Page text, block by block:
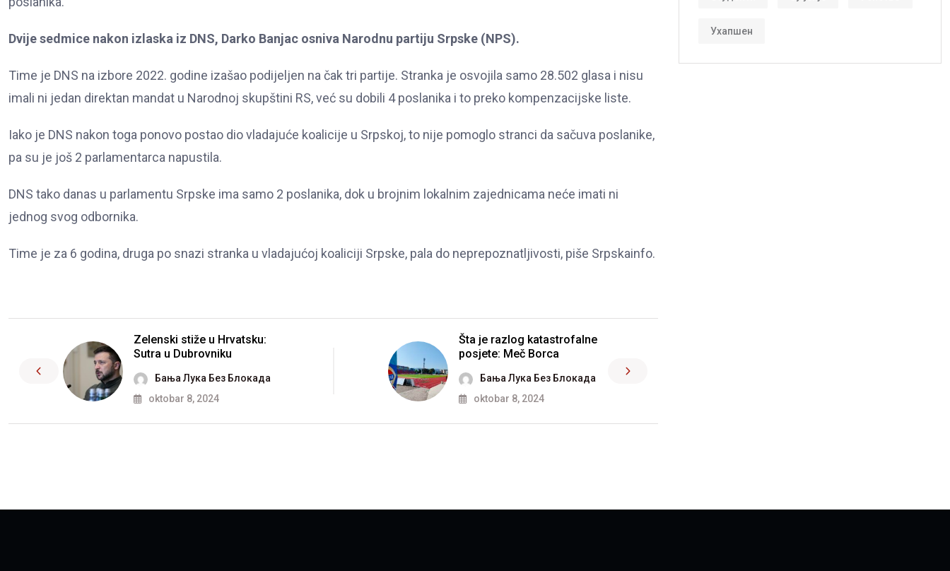
Dvije sedmice nakon izlaska iz DNS, Darko Banjac osniva Narodnu partiju Srpske (NPS).
Time je DNS na izbore 2022. godine izašao podijeljen na čak tri partije. Stranka je osvojila samo 28.502 glasa i nisu
imali ni jedan direktan mandat u Narodnoj skupštini RS, već su dobili 4 poslanika i to preko kompenzacijske liste.
Iako je DNS nakon toga ponovo postao dio vladajuće koalicije u Srpskoj, to nije pomoglo stranci da sačuva poslanike,
pa su je još 2 parlamentarca napustila.
DNS tako danas u parlamentu Srpske ima samo 2 poslanika, dok u brojnim lokalnim zajednicama neće imati ni
jednog svog odbornika.
Time je za 6 godina, druga po snazi stranka u vladajućoj koaliciji Srpske, pala do neprepoznatljivosti, piše Srpskainfo.
Zelenski stiže u Hrvatsku:
Sutra u Dubrovniku
Бања Лука Без Блокада
oktobar 8, 2024
Šta je razlog katastrofalne
posjete: Meč Borca
Бања Лука Без Блокада
oktobar 8, 2024
Ухапшен